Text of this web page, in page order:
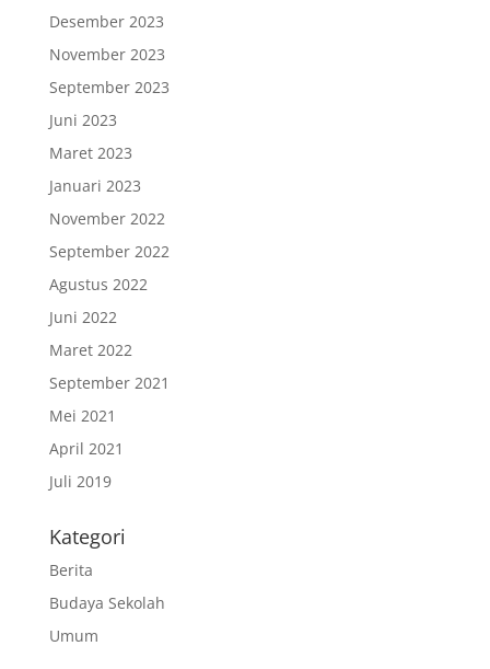
Desember 2023
November 2023
September 2023
Juni 2023
Maret 2023
Januari 2023
November 2022
September 2022
Agustus 2022
Juni 2022
Maret 2022
September 2021
Mei 2021
April 2021
Juli 2019
Kategori
Berita
Budaya Sekolah
Umum